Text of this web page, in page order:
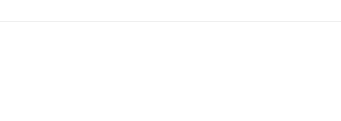
al Registro delle Imprese ai sensi dell’art. 2188 del Codice